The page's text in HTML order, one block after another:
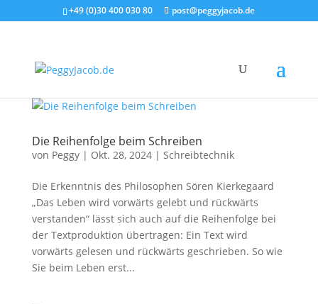
+49 (0)30 400 030 80 post@peggyjacob.de
Die Reihenfolge beim Schreiben
von Peggy| Okt. 28, 2024| Schreibtechnik
Die Erkenntnis des Philosophen Sören Kierkegaard
„Das Leben wird vorwärts gelebt und rückwärts
verstanden“ lässt sich auch auf die Reihenfolge bei
der Textproduktion übertragen: Ein Text wird
vorwärts gelesen und rückwärts geschrieben. So wie
Sie beim Leben erst...